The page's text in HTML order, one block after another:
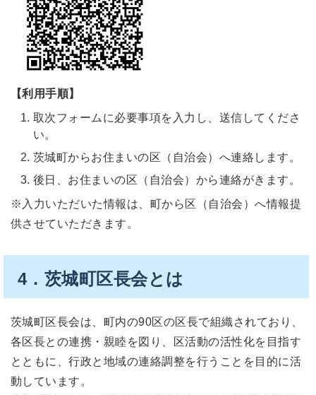
【利用手順】
取次フォームに必要事項を入力し、送信してくださ
い。
茨城町からお住まいの区（自治会）へ連絡します。
後日、お住まいの区（自治会）から連絡がきます。
※入力いただいた情報は、町から区（自治会）へ情報提
供させていただきます。
4．茨城町区長会とは
茨城町区長会は、町内の90区の区長で組織されており、
各区長との連携・親睦を図り、区活動の活性化を目指す
とともに、行政と地域の連絡調整を行うことを目的に活
動しています。